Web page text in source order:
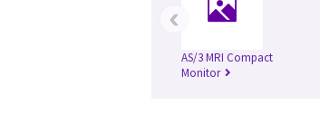
AS/3 MRI Compact
Monitor
‹